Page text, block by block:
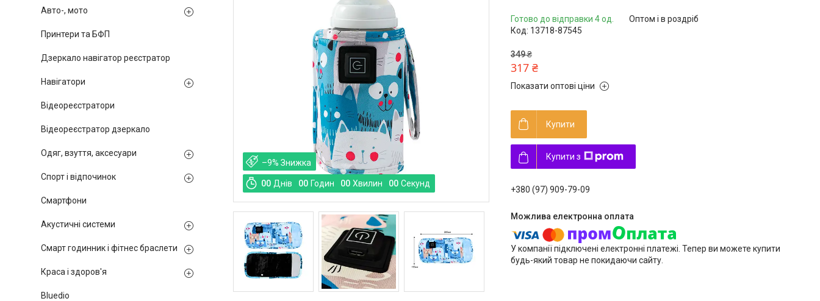
–9%
00 Днів 00 Годин 00 Хвилин 00 Секунд
Готово до відправки 4 од.
Оптом і в роздріб
Код: 13718-87545
349 ₴
317 ₴
Показати оптові ціни
Купити
Купити з
+380 (97) 909-79-09
У компанії підключені електронні платежі. Тепер ви можете купити
будь-який товар не покидаючи сайту.
Авто-, мото
Принтери та БФП
Дзеркало навігатор реєстратор
Навігатори
Відеореєстратори
Відеореєстратор дзеркало
Одяг, взуття, аксесуари
Спорт і відпочинок
Смартфони
Акустичні системи
Смарт годинник і фітнес браслети
Краса і здоров'я
Bluedio